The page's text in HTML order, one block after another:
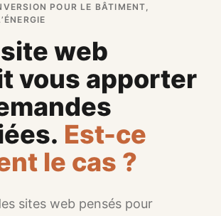
POUR LE BÂTIMENT,
web
vous apporter
Est-ce
le cas ?
sites web pensés pour